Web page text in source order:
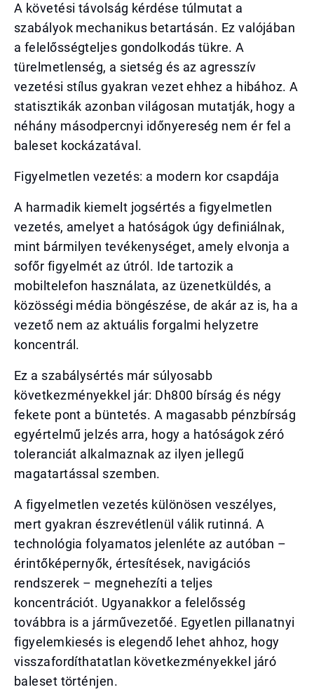
A követési távolság kérdése túlmutat a
szabályok mechanikus betartásán. Ez valójában
a felelősségteljes gondolkodás tükre. A
türelmetlenség, a sietség és az agresszív
vezetési stílus gyakran vezet ehhez a hibához. A
statisztikák azonban világosan mutatják, hogy a
néhány másodpercnyi időnyereség nem ér fel a
baleset kockázatával.
Figyelmetlen vezetés: a modern kor csapdája
A harmadik kiemelt jogsértés a figyelmetlen
vezetés, amelyet a hatóságok úgy definiálnak,
mint bármilyen tevékenységet, amely elvonja a
sofőr figyelmét az útról. Ide tartozik a
mobiltelefon használata, az üzenetküldés, a
közösségi média böngészése, de akár az is, ha a
vezető nem az aktuális forgalmi helyzetre
koncentrál.
Ez a szabálysértés már súlyosabb
következményekkel jár: Dh800 bírság és négy
fekete pont a büntetés. A magasabb pénzbírság
egyértelmű jelzés arra, hogy a hatóságok zéró
toleranciát alkalmaznak az ilyen jellegű
magatartással szemben.
A figyelmetlen vezetés különösen veszélyes,
mert gyakran észrevétlenül válik rutinná. A
technológia folyamatos jelenléte az autóban –
érintőképernyők, értesítések, navigációs
rendszerek – megnehezíti a teljes
koncentrációt. Ugyanakkor a felelősség
továbbra is a járművezetőé. Egyetlen pillanatnyi
figyelemkiesés is elegendő lehet ahhoz, hogy
visszafordíthatatlan következményekkel járó
baleset történjen.